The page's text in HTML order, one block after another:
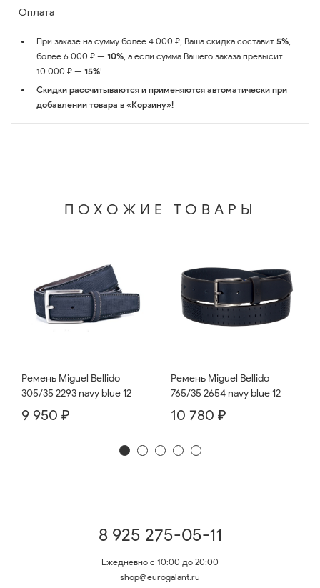
Оплата
При заказе на сумму более 4 000 ₽, Ваша скидка составит 5%,
более 6 000 ₽ — 10%, а если сумма Вашего заказа превысит
10 000 ₽ — 15%!
Скидки рассчитываются и применяются автоматически при
добавлении товара в «Корзину»!
ПОХОЖИЕ ТОВАРЫ
Ремень Miguel Bellido
305/35 2293 navy blue 12
9 950 ₽
Ремень Miguel Bellido
765/35 2654 navy blue 12
10 780 ₽
8 925 275-05-11
Ежедневно с 10:00 до 20:00
shop@eurogalant.ru